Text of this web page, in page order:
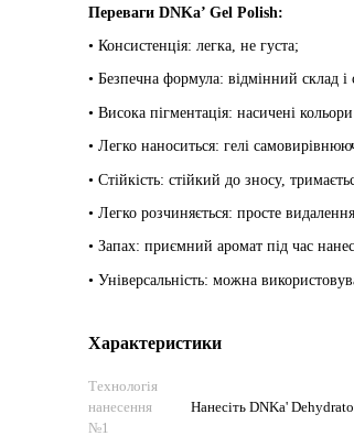
Переваги DNKa’ Gel Polish:
• Консистенція: легка, не густа;
• Безпечна формула: відмінний склад і
• Висока пігментація: насичені
• Легко наноситься: гелі
• Стійкість: стійкий до зносу,
• Легко розчиняється: просте
• Запах: приємний аромат під час
• Універсальність: можна
Характеристики
Технологія
нанесення
№1
Нанесіть DNKa'